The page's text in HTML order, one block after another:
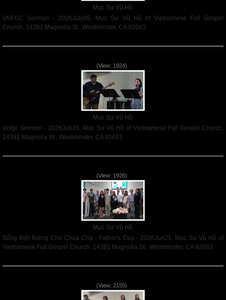
Mục Sư Vũ Hồ
VNFGC Sermon - 2026July05, Mục Sư Vũ Hồ of Vietnamese Full Gospel
Church, 14381 Magnolia St., Westminster, CA 92683
(View: 1924)
Mục Sư Vũ Hồ
Vnfgc Sermon - 2026Jun28, Mục Sư Vũ Hồ of Vietnamese Full Gospel Church,
14381 Magnolia St., Westminster, CA 92683
(View: 1926)
Mục Sư Vũ Hồ
Sống Biệt Riêng Cho Chúa Cha - Father's Day - 2026Jun21, Mục Sư Vũ Hồ of
Vietnamese Full Gospel Church, 14381 Magnolia St., Westminster, CA 92683
(View: 2155)